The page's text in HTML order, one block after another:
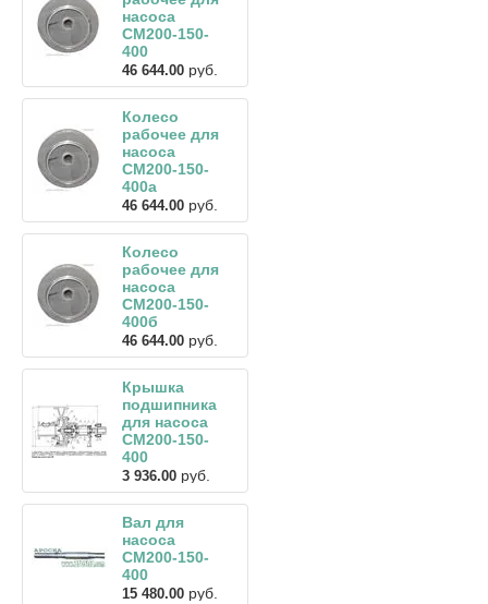
насоса
СМ200-150-
400
46 644.00 руб.
Колесо
рабочее для
насоса
СМ200-150-
400а
46 644.00 руб.
Колесо
рабочее для
насоса
СМ200-150-
400б
46 644.00 руб.
Крышка
подшипника
для насоса
СМ200-150-
400
3 936.00 руб.
Вал для
насоса
СМ200-150-
400
15 480.00 руб.